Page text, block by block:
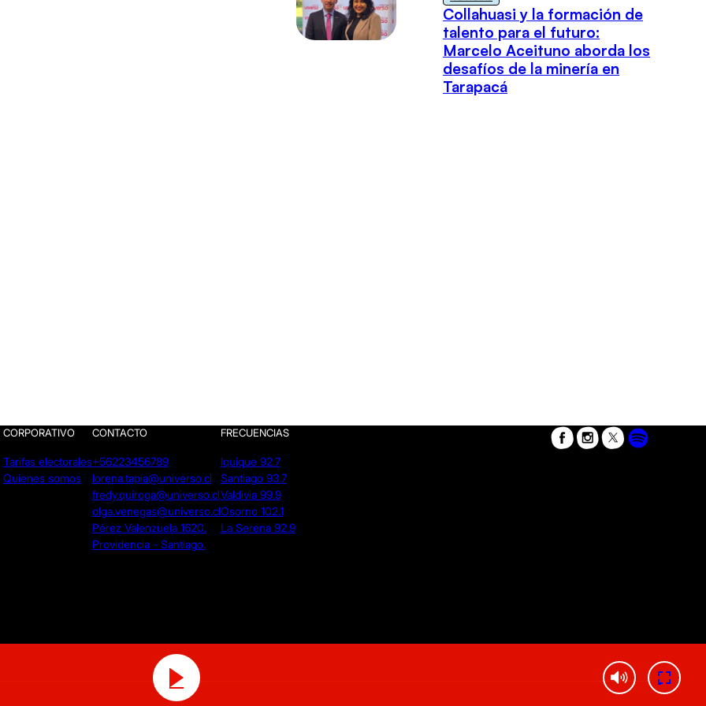
Collahuasi y la formación de
talento para el futuro:
Marcelo Aceituno aborda los
desafíos de la minería en
Tarapacá
CORPORATIVO
Tarifas electorales
Quienes somos
CONTACTO
+56223456789
lorena.tapia@universo.cl
fredy.quiroga@universo.cl
olga.venegas@universo.cl
Pérez Valenzuela 1620.
Providencia - Santiago.
FRECUENCIAS
Iquique 92.7
Santiago 93.7
Valdivia 99.9
Osorno 102.1
La Serena 92.9